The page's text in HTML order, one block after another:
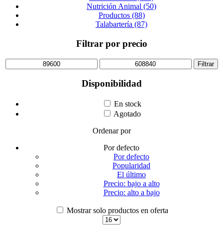
Nutrición Animal (50)
Productos (88)
Talabartería (87)
Filtrar por precio
mínimo
máximo
Filtrar
Disponibilidad
En stock
Agotado
Ordenar por
Por defecto
Por defecto
Popularidad
El último
Precio: bajo a alto
Precio: alto a bajo
Mostrar solo productos en oferta